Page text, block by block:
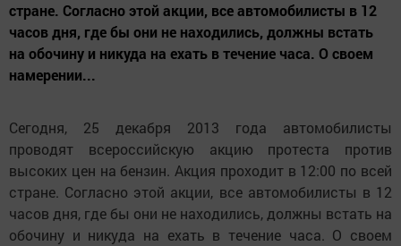
стране. Согласно этой акции, все автомобилисты в 12
часов дня, где бы они не находились, должны встать
на обочину и никуда на ехать в течение часа. О своем
намерении...
Сегодня, 25 декабря 2013 года автомобилисты
проводят всероссийскую акцию протеста против
высоких цен на бензин. Акция проходит в 12:00 по всей
стране. Согласно этой акции, все автомобилисты в 12
часов дня, где бы они не находились, должны встать на
обочину и никуда на ехать в течение часа. О своем